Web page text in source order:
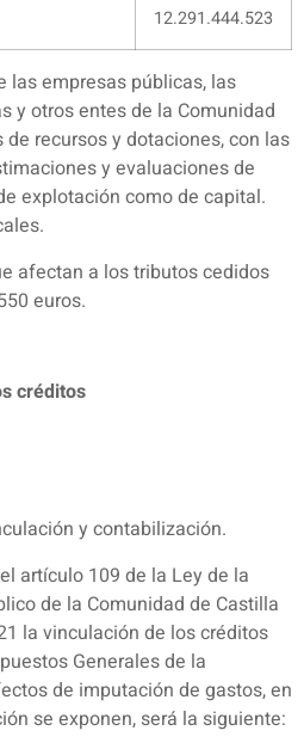
12.291.444.523
las empresas públicas, las
y otros entes de la Comunidad
recursos y dotaciones, con las
y evaluaciones de
explotación como de capital.
afectan a los tributos cedidos
euros.
créditos
y contabilización.
artículo 109 de la Ley de la
de la Comunidad de Castilla
la vinculación de los créditos
Generales de la
de imputación de gastos, en
se exponen, será la siguiente: